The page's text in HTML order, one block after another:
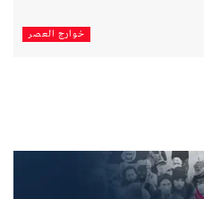
خوارج العصر